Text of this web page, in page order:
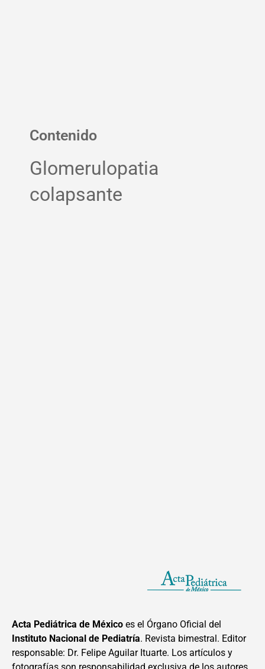
Contenido
Glomerulopatia
colapsante
Acta Pediátrica de México es el Órgano Oficial del
Instituto Nacional de Pediatría. Revista bimestral. Editor
responsable: Dr. Felipe Aguilar Ituarte. Los artículos y
fotografías son responsabilidad exclusiva de los autores.